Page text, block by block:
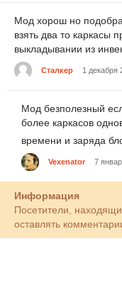
Мод хорош но
взять два то каркасы
выкладывании из
Сталкер 1 декабря
Мод безполезный
более каркасов
времени и заряда
Vexenator 7
Информация
Посетители,
оставлять